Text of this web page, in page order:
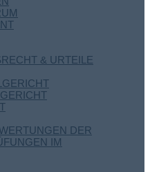
& URTEILE
DER
IM